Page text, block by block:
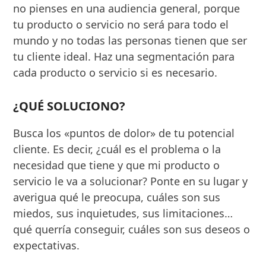
no pienses en una audiencia general, porque
tu producto o servicio no será para todo el
mundo y no todas las personas tienen que ser
tu cliente ideal. Haz una segmentación para
cada producto o servicio si es necesario.
¿QUÉ SOLUCIONO?
Busca los «puntos de dolor» de tu potencial
cliente. Es decir, ¿cuál es el problema o la
necesidad que tiene y que mi producto o
servicio le va a solucionar? Ponte en su lugar y
averigua qué le preocupa, cuáles son sus
miedos, sus inquietudes, sus limitaciones…
qué querría conseguir, cuáles son sus deseos o
expectativas.